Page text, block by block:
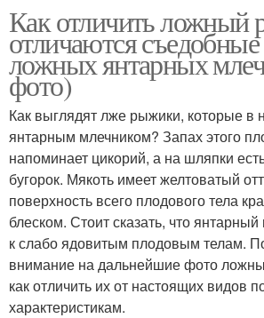
Как отличить
отличаются
ложных янтарных
фото)
Как выглядят лже рыжики, которые в
янтарным млечником? Запах этого
напоминает цикорий, а на шляпки
бугорок. Мякоть имеет желтоватый
поверхность всего плодового тела
блеском. Стоит сказать, что
к слабо ядовитым плодовым телам.
внимание на дальнейшие фото
как отличить их от настоящих видов
характеристикам.